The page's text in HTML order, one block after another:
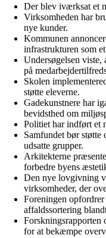
Der blev iværksat et
Virksomheden har
nye kunder.
Kommunen
infrastrukturen som
Undersøgelsen
på
Skolen
støtte eleverne.
Gadekunstnere har
bevidsthed om
Politiet har indført et
Samfundet bør
udsatte grupper.
Arkitekterne
forbedre byens
Den nye lovgivning
virksomheder, der
Foreningen
affaldssortering
Forskningsrapporten
for at bekæmpe